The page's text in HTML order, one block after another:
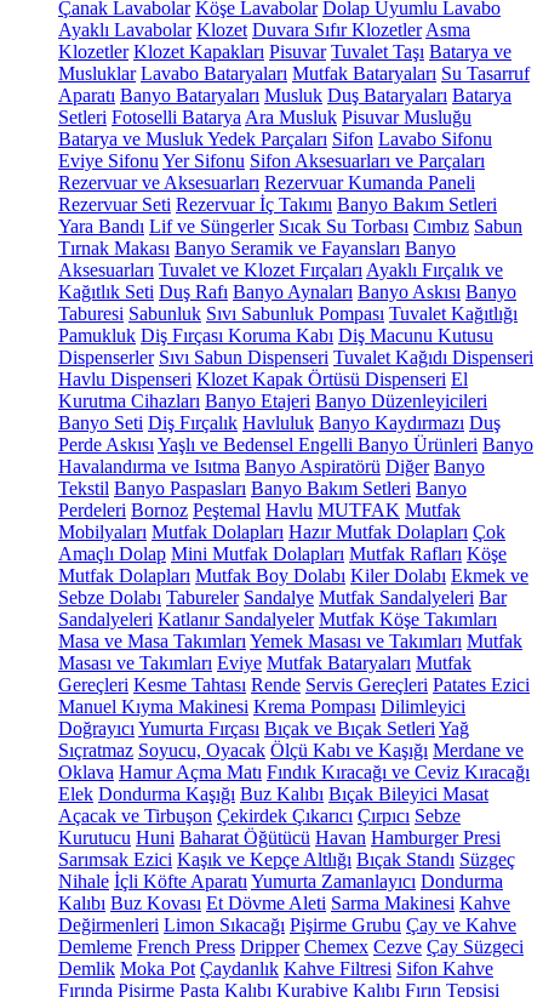
Çanak Lavabolar Köşe Lavabolar Dolap Uyumlu Lavabo
Ayaklı Lavabolar Klozet Duvara Sıfır Klozetler Asma
Klozetler Klozet Kapakları Pisuvar Tuvalet Taşı Batarya ve
Musluklar Lavabo Bataryaları Mutfak Bataryaları Su Tasarruf
Aparatı Banyo Bataryaları Musluk Duş Bataryaları Batarya
Setleri Fotoselli Batarya Ara Musluk Pisuvar Musluğu
Batarya ve Musluk Yedek Parçaları Sifon Lavabo Sifonu
Eviye Sifonu Yer Sifonu Sifon Aksesuarları ve Parçaları
Rezervuar ve Aksesuarları Rezervuar Kumanda Paneli
Rezervuar Seti Rezervuar İç Takımı Banyo Bakım Setleri
Yara Bandı Lif ve Süngerler Sıcak Su Torbası Cımbız Sabun
Tırnak Makası Banyo Seramik ve Fayansları Banyo
Aksesuarları Tuvalet ve Klozet Fırçaları Ayaklı Fırçalık ve
Kağıtlık Seti Duş Rafı Banyo Aynaları Banyo Askısı Banyo
Taburesi Sabunluk Sıvı Sabunluk Pompası Tuvalet Kağıtlığı
Pamukluk Diş Fırçası Koruma Kabı Diş Macunu Kutusu
Dispenserler Sıvı Sabun Dispenseri Tuvalet Kağıdı Dispenseri
Havlu Dispenseri Klozet Kapak Örtüsü Dispenseri El
Kurutma Cihazları Banyo Etajeri Banyo Düzenleyicileri
Banyo Seti Diş Fırçalık Havluluk Banyo Kaydırmazı Duş
Perde Askısı Yaşlı ve Bedensel Engelli Banyo Ürünleri Banyo
Havalandırma ve Isıtma Banyo Aspiratörü Diğer Banyo
Tekstil Banyo Paspasları Banyo Bakım Setleri Banyo
Perdeleri Bornoz Peştemal Havlu MUTFAK Mutfak
Mobilyaları Mutfak Dolapları Hazır Mutfak Dolapları Çok
Amaçlı Dolap Mini Mutfak Dolapları Mutfak Rafları Köşe
Mutfak Dolapları Mutfak Boy Dolabı Kiler Dolabı Ekmek ve
Sebze Dolabı Tabureler Sandalye Mutfak Sandalyeleri Bar
Sandalyeleri Katlanır Sandalyeler Mutfak Köşe Takımları
Masa ve Masa Takımları Yemek Masası ve Takımları Mutfak
Masası ve Takımları Eviye Mutfak Bataryaları Mutfak
Gereçleri Kesme Tahtası Rende Servis Gereçleri Patates Ezici
Manuel Kıyma Makinesi Krema Pompası Dilimleyici
Doğrayıcı Yumurta Fırçası Bıçak ve Bıçak Setleri Yağ
Sıçratmaz Soyucu, Oyacak Ölçü Kabı ve Kaşığı Merdane ve
Oklava Hamur Açma Matı Fındık Kıracağı ve Ceviz Kıracağı
Elek Dondurma Kaşığı Buz Kalıbı Bıçak Bileyici Masat
Açacak ve Tirbuşon Çekirdek Çıkarıcı Çırpıcı Sebze
Kurutucu Huni Baharat Öğütücü Havan Hamburger Presi
Sarımsak Ezici Kaşık ve Kepçe Altlığı Bıçak Standı Süzgeç
Nihale İçli Köfte Aparatı Yumurta Zamanlayıcı Dondurma
Kalıbı Buz Kovası Et Dövme Aleti Sarma Makinesi Kahve
Değirmenleri Limon Sıkacağı Pişirme Grubu Çay ve Kahve
Demleme French Press Dripper Chemex Cezve Çay Süzgeci
Demlik Moka Pot Çaydanlık Kahve Filtresi Sifon Kahve
Fırında Pişirme Pasta Kalıbı Kurabiye Kalıbı Fırın Tepsisi